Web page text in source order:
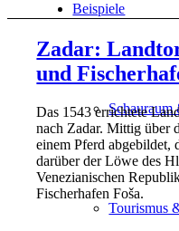
Beispiele
Schauraum
Tourismus
Zadar:
und
Das 1543 errichtete
nach Zadar. Mittig über
einem Pferd abgebildet,
darüber der Löwe des
Venezianischen
Fischerhafen Foša.